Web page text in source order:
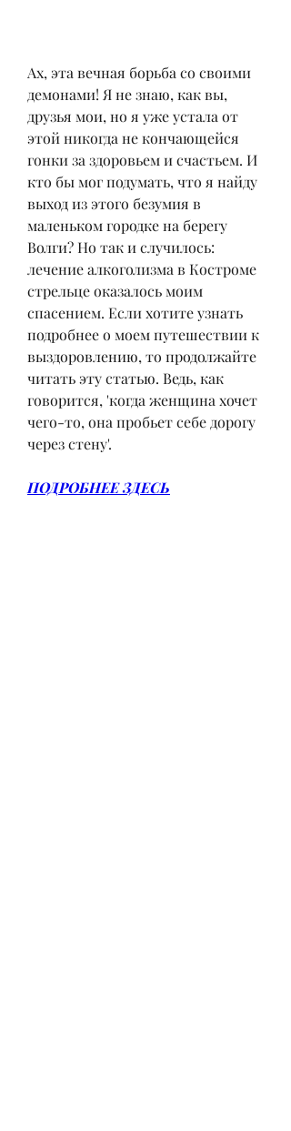
Ах, эта вечная борьба со своими
демонами! Я не знаю, как вы,
друзья мои, но я уже устала от
этой никогда не кончающейся
гонки за здоровьем и счастьем. И
кто бы мог подумать, что я найду
выход из этого безумия в
маленьком городке на берегу
Волги? Но так и случилось:
лечение алкоголизма в Костроме
стрельце оказалось моим
спасением. Если хотите узнать
подробнее о моем путешествии к
выздоровлению, то продолжайте
читать эту статью. Ведь, как
говорится, 'когда женщина хочет
чего-то, она пробьет себе дорогу
через стену'.
ПОДРОБНЕЕ ЗДЕСЬ